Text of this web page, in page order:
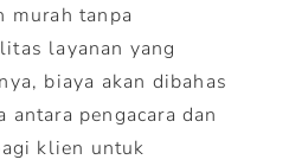
murah tanpa
layanan yang
biaya akan dibahas
antara pengacara dan
klien untuk